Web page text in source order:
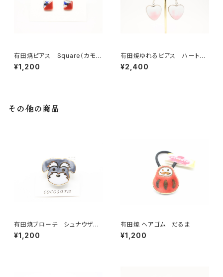
有田焼ピアス Square（カモフ
ラ）9
¥1,200
有田焼ゆれるピアス ハート
ピンク×カモフラージュ
¥2,400
その他の商品
有田焼ブローチ シュナウザー
（グレー×ゴールド）
¥1,200
有田焼 ヘアゴム だるま
¥1,200